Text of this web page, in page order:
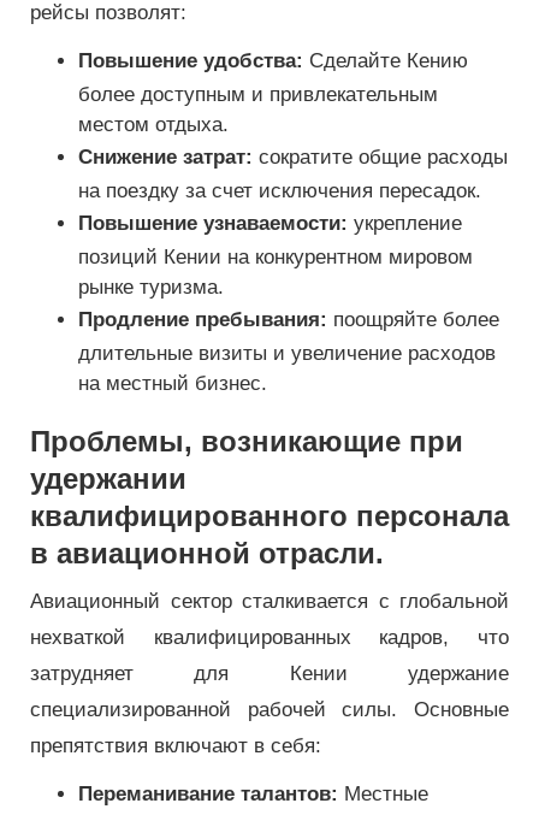
рейсы позволят:
Повышение удобства: Сделайте Кению
более доступным и привлекательным
местом отдыха.
Снижение затрат: сократите общие расходы
на поездку за счет исключения пересадок.
Повышение узнаваемости: укрепление
позиций Кении на конкурентном мировом
рынке туризма.
Продление пребывания: поощряйте более
длительные визиты и увеличение расходов
на местный бизнес.
Проблемы, возникающие при
удержании
квалифицированного персонала
в авиационной отрасли.
Авиационный сектор сталкивается с глобальной
нехваткой квалифицированных кадров, что
затрудняет для Кении удержание
специализированной рабочей силы. Основные
препятствия включают в себя:
Переманивание талантов: Местные